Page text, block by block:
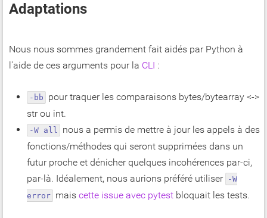
Adaptations
Nous nous sommes grandement fait aidés par Python à
l'aide de ces arguments pour la CLI :
-bb
pour traquer les comparaisons bytes/bytearray <->
str ou int.
-W all
nous a permis de mettre à jour les appels à des
fonctions/méthodes qui seront supprimées dans un
futur proche et dénicher quelques incohérences par-ci,
par-là. Idéalement, nous aurions préféré utiliser -W
error mais cette issue avec pytest bloquait les tests.